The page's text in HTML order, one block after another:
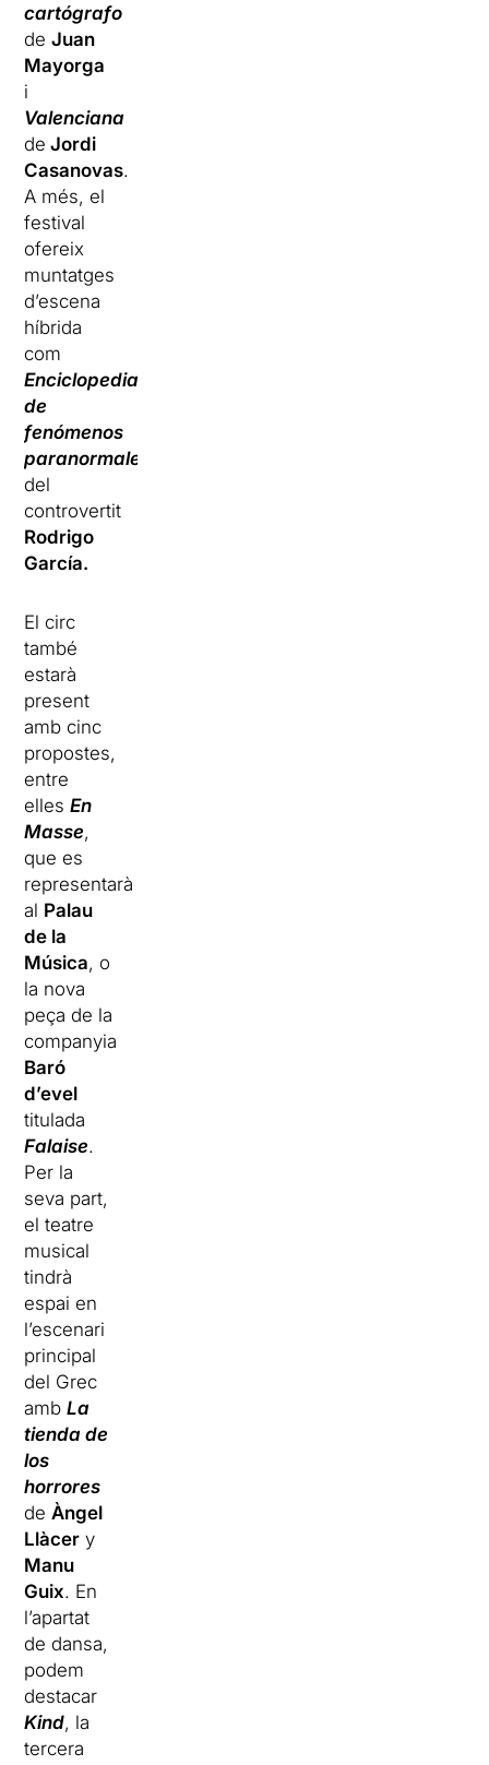
cartógrafo
deJuan
Mayorga
i
Valenciana
de Jordi
Casanovas.
A més, el
festival
ofereix
muntatges
d’escena
híbrida
com
Enciclopedia
de
fenómenos
paranormales
del
controvertit
Rodrigo
García.
El circ
també
estarà
present
amb cinc
propostes,
entre
ellesEn
Masse,
que es
representarà
al Palau
de la
Música, o
la nova
peça de la
companyia
Baró
d’evel
titulada
Falaise.
Per la
seva part,
el teatre
musical
tindrà
espai en
l’escenari
principal
del Grec
ambLa
tienda de
los
horrores
deÀngel
Llàcer y
Manu
Guix. En
l’apartat
de dansa,
podem
destacar
Kind, la
tercera